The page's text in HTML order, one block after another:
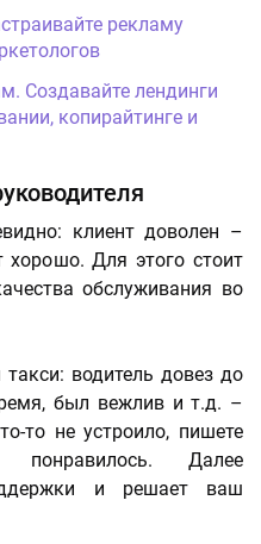
рекламу
Создавайте лендинги
копирайтинге и
клиент доволен –
хорошо. Для этого стоит
обслуживания во
водитель довез до
был вежлив и т.д. –
то не устроило, пишете
Далее
и решает ваш